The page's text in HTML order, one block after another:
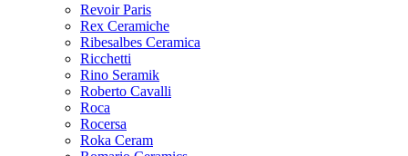
Revoir Paris
Rex Ceramiche
Ribesalbes Ceramica
Ricchetti
Rino Seramik
Roberto Cavalli
Roca
Rocersa
Roka Ceram